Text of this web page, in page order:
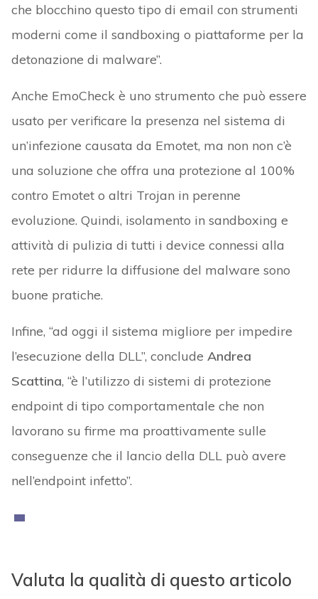
che blocchino questo tipo di email con strumenti
moderni come il sandboxing o piattaforme per la
detonazione di malware”.
Anche EmoCheck è uno strumento che può essere
usato per verificare la presenza nel sistema di
un’infezione causata da Emotet, ma non non c’è
una soluzione che offra una protezione al 100%
contro Emotet o altri Trojan in perenne
evoluzione. Quindi, isolamento in sandboxing e
attività di pulizia di tutti i device connessi alla
rete per ridurre la diffusione del malware sono
buone pratiche.
Infine, “ad oggi il sistema migliore per impedire
l’esecuzione della DLL”, conclude Andrea
Scattina, “è l’utilizzo di sistemi di protezione
endpoint di tipo comportamentale che non
lavorano su firme ma proattivamente sulle
conseguenze che il lancio della DLL può avere
nell’endpoint infetto”.
Valuta la qualità di questo articolo